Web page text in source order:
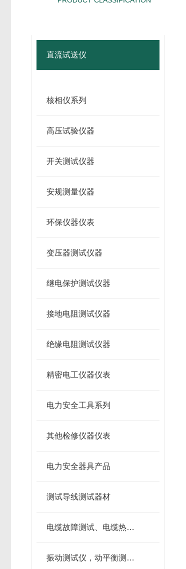
直流试送仪
核相仪系列
高压试验仪器
开关测试仪器
安规测量仪器
环保仪器仪表
变压器测试仪器
继电保护测试仪器
接地电阻测试仪器
绝缘电阻测试仪器
精密电工仪器仪表
电力安全工具系列
其他检修仪器仪表
电力安全器具产品
测试导线测试器材
电缆故障测试、电缆热补机
振动测试仪，动平衡测试仪